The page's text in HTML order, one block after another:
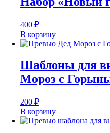
400 ₽
В корзину
Шаблоны для
Мороз с
200 ₽
В корзину